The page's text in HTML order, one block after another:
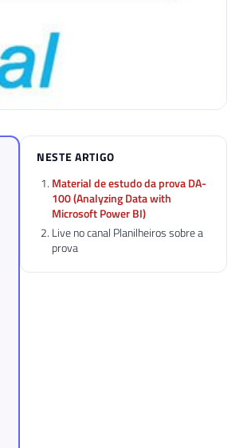
NESTE ARTIGO
Material de estudo da prova DA-
100 (Analyzing Data with
Microsoft Power BI)
Live no canal Planilheiros sobre a
prova